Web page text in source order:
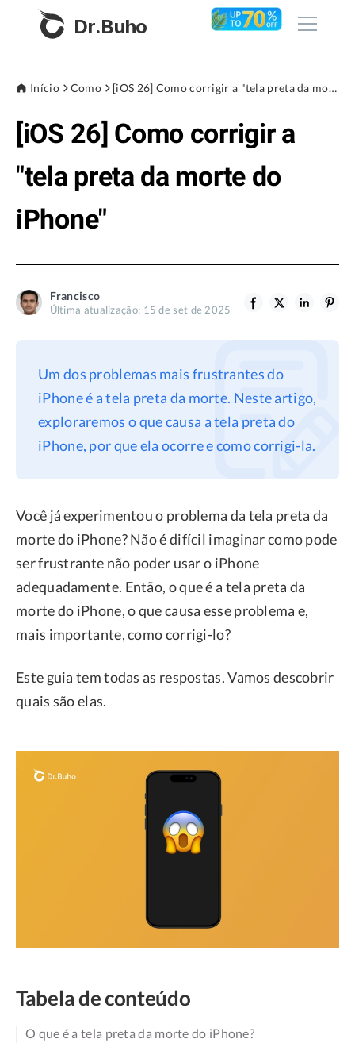
Dr.Buho
Produtos
BuhoCleaner
BuhoUnlocker
BuhoRepair
BuhoLaunchpad
Loja
Blog
Privacidade
Início Como [iOS 26] Como corrigir a "tela preta da morte do iPhone"
[iOS 26] Como corrigir a
"tela preta da morte do
iPhone"
Francisco
Última atualização: 15 de set de 2025
Um dos problemas mais frustrantes do
iPhone é a tela preta da morte. Neste artigo,
exploraremos o que causa a tela preta do
iPhone, por que ela ocorre e como corrigi-la.
Você já experimentou o problema da tela preta da
morte do iPhone? Não é difícil imaginar como pode
ser frustrante não poder usar o iPhone
adequadamente. Então, o que é a tela preta da
morte do iPhone, o que causa esse problema e,
mais importante, como corrigi-lo?
Este guia tem todas as respostas. Vamos descobrir
quais são elas.
Tabela de conteúdo
O que é a tela preta da morte do iPhone?